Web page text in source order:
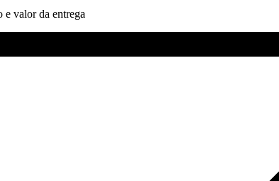
e valor da entrega